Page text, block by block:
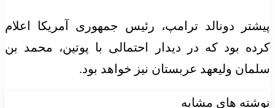
پیشتر
دونالد ترامپ، رئیس جمهوری آمریکا اعلام
کرده بود که در دیدار احتمالی با پوتین، محمد بن
سلمان ولیعهد عربستان نیز خواهد بود.
نوشته های مشابه